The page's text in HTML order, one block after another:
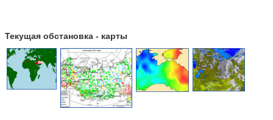
Текущая обстановка - карты